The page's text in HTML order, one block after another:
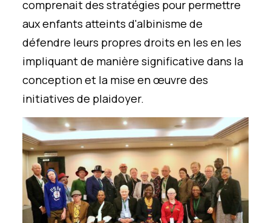
comprenait des stratégies pour permettre
aux enfants atteints d'albinisme de
défendre leurs propres droits en lesen les
impliquant de manière significative dans la
conception et la mise en œuvre des
initiatives de plaidoyer.